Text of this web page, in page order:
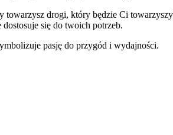
drogi, który będzie Ci
się do twoich potrzeb.
pasję do przygód i wydajności.